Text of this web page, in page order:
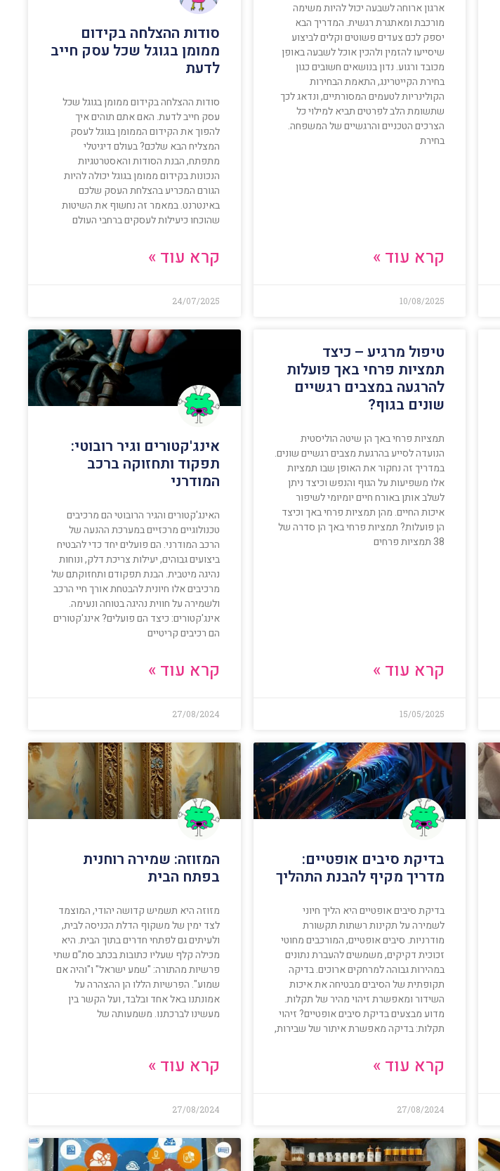
ארגון ארוחה לשבעה יכול להיות משימה
מורכבת ומאתגרת רגשית. המדריך הבא
יספק לכם צעדים פשוטים וקלים לביצוע
שיסייעו להזמין ולהכין אוכל לשבעה באופן
מכובד ורגוע. נדון בנושאים חשובים כגון
בחירת הקייטרינג, התאמת הבחירות
הקולינריות לטעמים המסורתיים, ונדאג לכך
שתשומת הלב לפרטים תביא למילוי כל
הצרכים הטכניים והרגשיים של המשפחה.
בחירת
קרא עוד »
10/08/2025
סודות ההצלחה בקידום
ממומן בגוגל שכל עסק חייב
לדעת
סודות ההצלחה בקידום ממומן בגוגל שכל
עסק חייב לדעת. האם אתם תוהים איך
להפוך את הקידום הממומן בגוגל לעסק
המצליח הבא שלכם? בעולם דיגיטלי
מתפתח, הבנת הסודות והאסטרטגיות
הנכונות בקידום ממומן בגוגל יכולה להיות
הגורם המכריע בהצלחת העסק שלכם
באינטרנט. במאמר זה נחשוף את השיטות
שהוכחו כיעילות לעסקים ברחבי העולם
קרא עוד »
24/07/2025
טיפול מרגיע – כיצד
תמציות פרחי באך פועלות
להרגעה במצבים רגשיים
שונים בגוף?
תמציות פרחי באך הן שיטה הוליסטית
הנועדה לסייע בהרגעת מצבים רגשיים שונים.
במדריך זה נחקור את האופן שבו תמציות
אלו משפיעות על הגוף והנפש וכיצד ניתן
לשלב אותן באורח חיים יומיומי לשיפור
איכות החיים. מהן תמציות פרחי באך וכיצד
הן פועלות? תמציות פרחי באך הן סדרה של
38 תמציות פרחים
קרא עוד »
15/05/2025
אינג'קטורים וגיר רובוטי:
תפקוד ותחזוקה ברכב
המודרני
האינג'קטורים והגיר הרובוטי הם מרכיבים
טכנולוגיים מרכזיים במערכת ההנעה של
הרכב המודרני. הם פועלים יחד כדי להבטיח
ביצועים גבוהים, יעילות צריכת דלק, ונוחות
נהיגה מיטבית. הבנת תפקודם ותחזוקתם של
מרכיבים אלו חיונית להבטחת אורך חיי הרכב
ולשמירה על חווית נהיגה בטוחה ונעימה.
אינג'קטורים: כיצד הם פועלים? אינג'קטורים
הם רכיבים קריטיים
קרא עוד »
27/08/2024
בדיקת סיבים אופטיים:
מדריך מקיף להבנת התהליך
בדיקת סיבים אופטיים היא הליך חיוני
לשמירה על תקינות רשתות תקשורת
מודרניות. סיבים אופטיים, המורכבים מחוטי
זכוכית דקיקים, משמשים להעברת נתונים
במהירות גבוהה למרחקים ארוכים. בדיקה
תקופתית של הסיבים מבטיחה את איכות
השידור ומאפשרת זיהוי מהיר של תקלות.
מדוע מבצעים בדיקת סיבים אופטיים? זיהוי
תקלות: בדיקה מאפשרת איתור של שבירות,
קרא עוד »
27/08/2024
המזוזה: שמירה רוחנית
בפתח הבית
מזוזה היא תשמיש קדושה יהודי, המוצמד
לצד ימין של משקוף הדלת הכניסה לבית,
ולעיתים גם לפתחי חדרים בתוך הבית. היא
מכילה קלף שעליו כתובות בכתב סת"ם שתי
פרשיות מהתורה: "שמע ישראל" ו"והיה אם
שמוע". הפרשיות הללו הן ההצהרה על
אמונתנו באל אחד ובלבד, ועל הקשר בין
מעשינו לברכתנו. משמעותה של
קרא עוד »
27/08/2024